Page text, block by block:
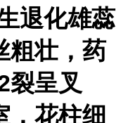
退化雄蕊
粗壮，药
裂呈叉
，花柱细